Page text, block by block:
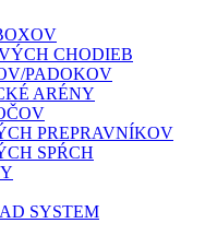
CHODIEB
PADOKOV
ARÉNY
PREPRAVNÍKOV
SPŔCH
SYSTEM